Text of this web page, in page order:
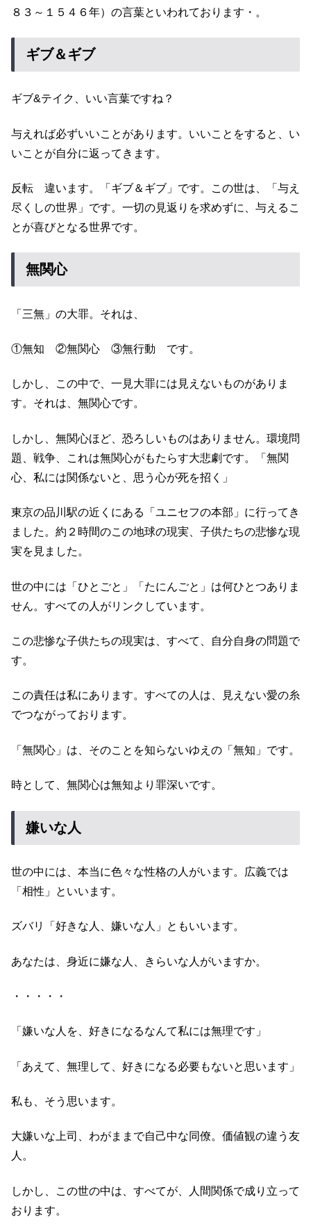
８３～１５４６年）の言葉といわれております・。
ギブ＆ギブ
ギブ&テイク、いい言葉ですね？
与えれば必ずいいことがあります。いいことをすると、い
いことが自分に返ってきます。
反転 違います。「ギブ＆ギブ」です。この世は、「与え
尽くしの世界」です。一切の見返りを求めずに、与えるこ
とが喜びとなる世界です。
無関心
「三無」の大罪。それは、
①無知 ②無関心 ③無行動 です。
しかし、この中で、一見大罪には見えないものがありま
す。それは、無関心です。
しかし、無関心ほど、恐ろしいものはありません。環境問
題、戦争、これは無関心がもたらす大悲劇です。「無関
心、私には関係ないと、思う心が死を招く」
東京の品川駅の近くにある「ユニセフの本部」に行ってき
ました。約２時間のこの地球の現実、子供たちの悲惨な現
実を見ました。
世の中には「ひとごと」「たにんごと」は何ひとつありま
せん。すべての人がリンクしています。
この悲惨な子供たちの現実は、すべて、自分自身の問題で
す。
この責任は私にあります。すべての人は、見えない愛の糸
でつながっております。
「無関心」は、そのことを知らないゆえの「無知」です。
時として、無関心は無知より罪深いです。
嫌いな人
世の中には、本当に色々な性格の人がいます。広義では
「相性」といいます。
ズバリ「好きな人、嫌いな人」ともいいます。
あなたは、身近に嫌な人、きらいな人がいますか。
・・・・・
「嫌いな人を、好きになるなんて私には無理です」
「あえて、無理して、好きになる必要もないと思います」
私も、そう思います。
大嫌いな上司、わがままで自己中な同僚。価値観の違う友
人。
しかし、この世の中は、すべてが、人間関係で成り立って
おります。